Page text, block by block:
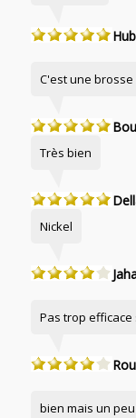
C'est une
Très bien
Nickel
Pas trop
bien mais un